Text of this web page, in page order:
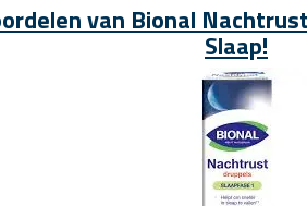
van Bional
Slaap!